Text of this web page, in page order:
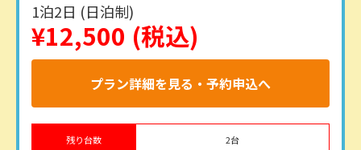
1泊2日 (日泊制)
¥12,500 (税込)
プラン詳細を見る・予約申込へ
残り台数 2台